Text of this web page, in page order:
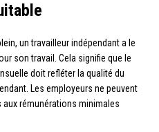
un travailleur indépendant a le
son travail. Cela signifie que le
doit refléter la qualité du
Les employeurs ne peuvent
rémunérations minimales